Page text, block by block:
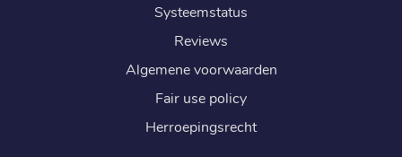
Systeemstatus
Reviews
Algemene voorwaarden
Fair use policy
Herroepingsrecht